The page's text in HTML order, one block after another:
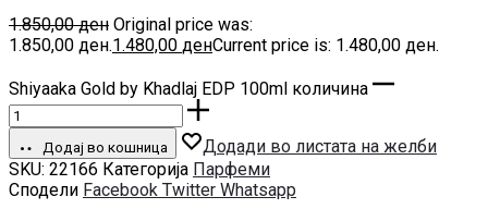
1.850,00ден Original price was:
1.850,00 ден.1.480,00 денCurrent price is: 1.480,00 ден.
Shiyaaka Gold by Khadlaj EDP 100ml количина
Додај во кошница
Додади во листата на желби
SKU: 22166 Категорија Парфеми
Сподели Facebook Twitter Whatsapp